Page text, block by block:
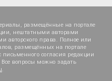
размещённые на портале
нештатными авторами
авторского права. Полное или
размещённых на портале
письменного согласия редакции
вопросы можно задать
.